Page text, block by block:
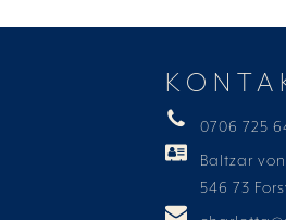
0706 725
Baltzar
546 73